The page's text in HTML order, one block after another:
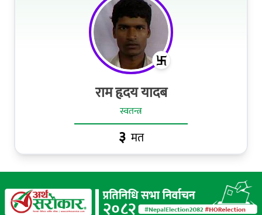
राम हृदय यादब
स्वतन्त्र
३ मत